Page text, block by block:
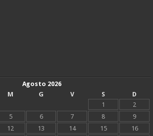
Agosto 2026
M G V S
D
1
2
5 6 7 8
9
12 13 14 15
16